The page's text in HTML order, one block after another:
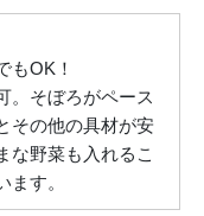
もOK！
。そぼろがペース
その他の具材が安
な野菜も入れるこ
す。